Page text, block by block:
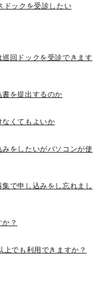
ドックを受診したい
回ドックを受診できます
を提出するのか
くてもよいか
をしたいがパソコンが使
で申し込みをし忘れまし
？
でも利用できますか？